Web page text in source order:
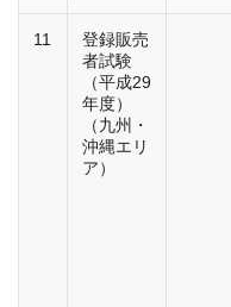
11
登録販売
者試験
（平成29
年度）
（九州・
沖縄エリ
ア）